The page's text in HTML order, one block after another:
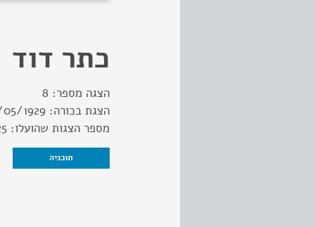
כתר דוד
הצגה מספר: 8
הצגת בכורה: 1929
מספר הצגות שהועלו:
תוכניה